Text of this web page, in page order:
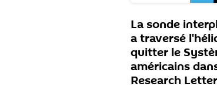
La sonde
a traversé
quitter le
américains
Research